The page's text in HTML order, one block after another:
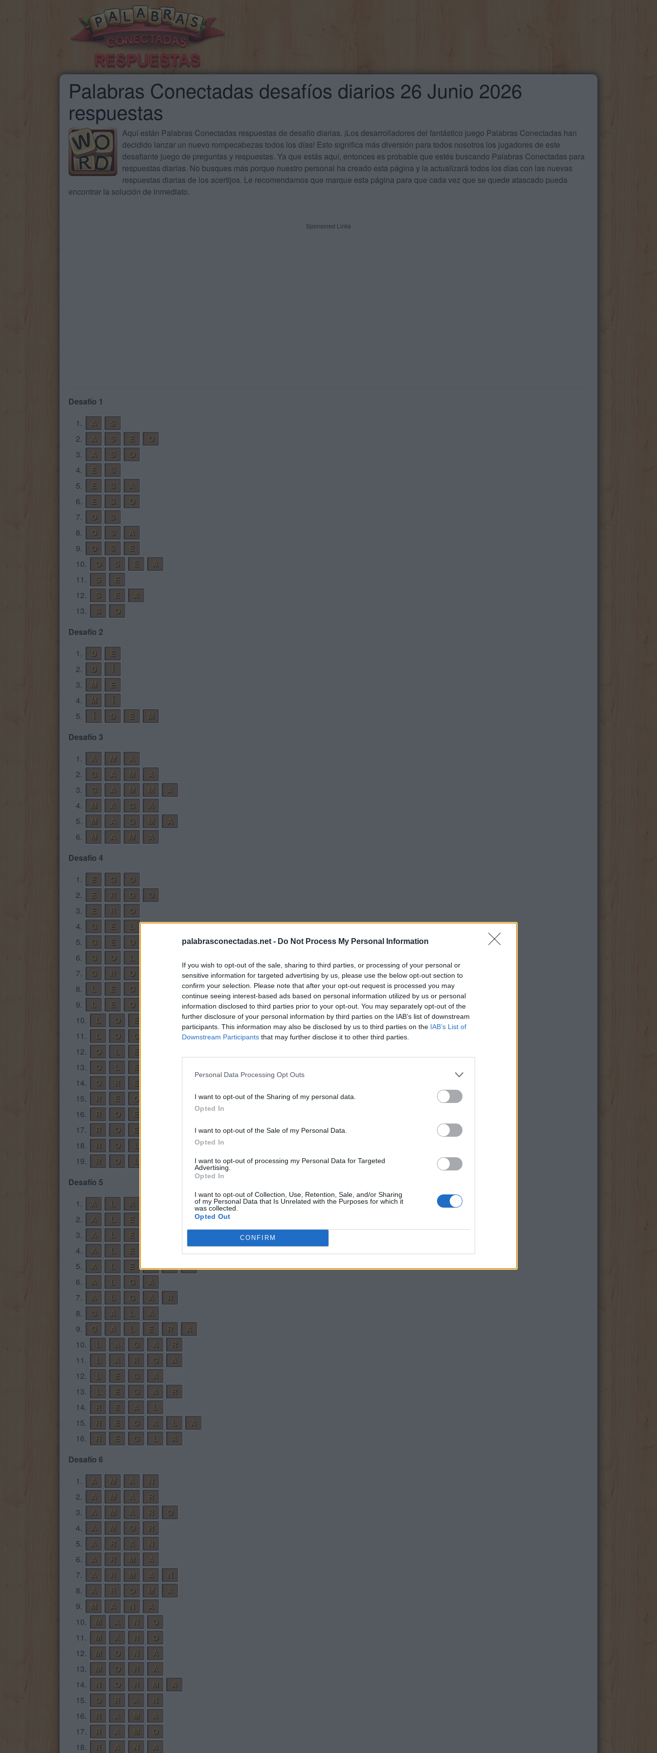
palabrasconectadas.net - Do Not Process My Personal Information
If you wish to opt-out of the sale, sharing to third parties, or processing of your personal or
sensitive information for targeted advertising by us, please use the below opt-out section to
confirm your selection. Please note that after your opt-out request is processed you may
continue seeing interest-based ads based on personal information utilized by us or personal
information disclosed to third parties prior to your opt-out. You may separately opt-out of the
further disclosure of your personal information by third parties on the IAB’s list of downstream
participants. This information may also be disclosed by us to third parties on the IAB’s List of
Downstream Participants that may further disclose it to other third parties.
Personal Data Processing Opt Outs
I want to opt-out of the Sharing of my personal data.
Opted In
I want to opt-out of the Sale of my Personal Data.
Opted In
I want to opt-out of processing my Personal Data for Targeted
Advertising.
Opted In
I want to opt-out of Collection, Use, Retention, Sale, and/or Sharing
of my Personal Data that Is Unrelated with the Purposes for which it
was collected.
Opted Out
CONFIRM
Palabras Conectadas desafíos diarios 26 Junio 2026
respuestas
Aquí están Palabras Conectadas respuestas de desafío diarias. ¡Los desarrolladores del fantástico juego Palabras Conectadas han
decidido lanzar un nuevo rompecabezas todos los días! Esto significa más diversión para todos nosotros los jugadores de este
desafiante juego de preguntas y respuestas. Ya que estás aquí, entonces es probable que estés buscando Palabras Conectadas para
respuestas diarias. No busques más porque nuestro personal ha creado esta página y la actualizará todos los días con las nuevas
respuestas diarias de los acertijos. Le recomendamos que marque esta página para que cada vez que se quede atascado pueda
encontrar la solución de inmediato.
Sponsored Links
Desafío 1
1.
A
S
2.
A S E
O
3.
A S
O
4.
E
S
5.
E S
A
6.
E S
O
7.
O
S
8.
O S
A
9.
O S
E
10.
O S E
A
11.
S
E
12.
S E
A
13.
S
O
Desafío 2
1.
D
E
2.
D
Í
3.
M
E
4.
M
Í
5.
Í D E
M
Desafío 3
1.
A M
A
2.
G A M
A
3.
G A M M
A
4.
M A G
A
5.
M A G M
A
6.
M A M
A
Desafío 4
1.
E G
O
2.
E R G
O
3.
E R
O
4.
G E
L
5.
G E
O
6.
G O
L
7.
G R
O
8.
L E G
9.
L E
O
10.
L O
E
11.
L O G
12.
O L
E
13.
O L E
14.
O R
E
15.
R E
O
16.
R O
E
17.
R O E
18.
R O
L
19.
R O L
Desafío 5
1.
A L A
2.
A L E
3.
A L E
4.
A L E
R
5.
A L E G R
A
6.
A L G
A
7.
A L G A
R
8.
G A L
A
9.
G A L E R
A
10.
L A G A
R
11.
L A R G
A
12.
L E G
A
13.
L E G A
R
14.
R E A
L
15.
R E G A L
A
16.
R E G L
A
Desafío 6
1.
A M A
N
2.
A M A
R
3.
A M A R
O
4.
A M O
R
5.
A R A
N
6.
A R M
A
7.
A R M A
N
8.
A R O M
A
9.
M A N
A
10.
M A N
O
11.
M A R
O
12.
M O N
A
13.
M O R
A
14.
N O R M
A
15.
O R A
N
16.
R A M
A
17.
R A M
O
18.
R A N A